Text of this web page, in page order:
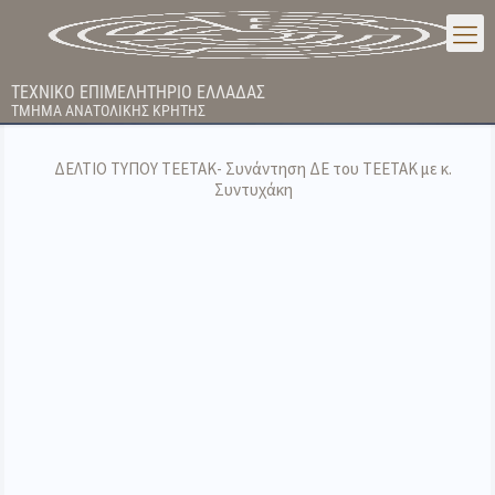
ΤΕΧΝΙΚΟ ΕΠΙΜΕΛΗΤΗΡΙΟ ΕΛΛΑΔΑΣ
ΤΜΗΜΑ ΑΝΑΤΟΛΙΚΗΣ ΚΡΗΤΗΣ
ΔΕΛΤΙΟ ΤΥΠΟΥ ΤΕΕΤΑΚ- Συνάντηση ΔΕ του ΤΕΕΤΑΚ με κ.
Συντυχάκη